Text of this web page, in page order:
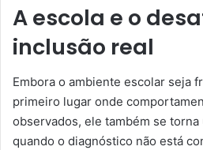
A escola e o
inclusão real
Embora o ambiente escolar seja
primeiro lugar onde
observados, ele também se
quando o diagnóstico não está